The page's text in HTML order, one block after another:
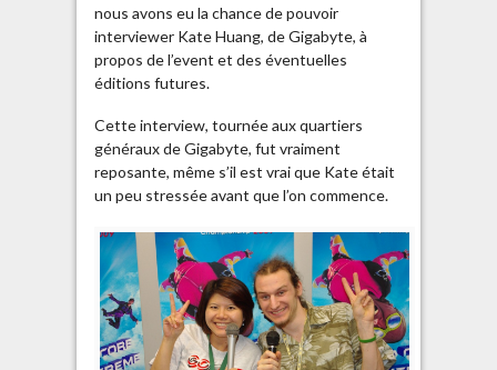
nous avons eu la chance de pouvoir
interviewer Kate Huang, de Gigabyte, à
propos de l’event et des éventuelles
éditions futures.
Cette interview, tournée aux quartiers
généraux de Gigabyte, fut vraiment
reposante, même s’il est vrai que Kate était
un peu stressée avant que l’on commence.